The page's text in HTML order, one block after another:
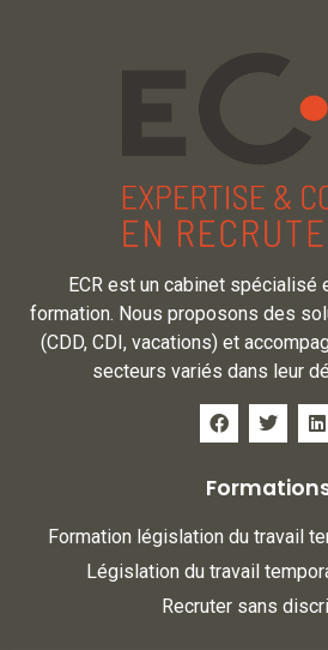
ECR est un cabinet spécialisé
formation. Nous proposons des
(CDD, CDI, vacations) et
secteurs variés dans leur
Formation législation du travail
Législation du travail
Recruter sans